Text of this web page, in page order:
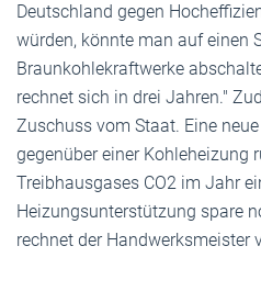
Deutschland gegen
würden, könnte man auf einen
Braunkohlekraftwerke
rechnet sich in drei Jahren."
Zuschuss vom Staat. Eine
gegenüber einer Kohleheizung
Treibhausgases CO2 im Jahr
Heizungsunterstützung spare
rechnet der Handwerksmeister